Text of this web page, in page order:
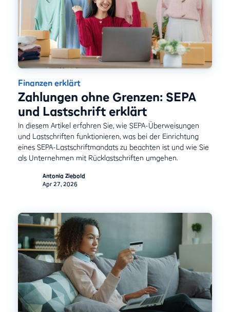
Finanzen erklärt
Zahlungen ohne Grenzen: SEPA
und Lastschrift erklärt
In diesem Artikel erfahren Sie, wie SEPA-Überweisungen
und Lastschriften funktionieren, was bei der Einrichtung
eines SEPA-Lastschriftmandats zu beachten ist und wie Sie
als Unternehmen mit Rücklastschriften umgehen.
Antonia Ziebold
Apr 27, 2026